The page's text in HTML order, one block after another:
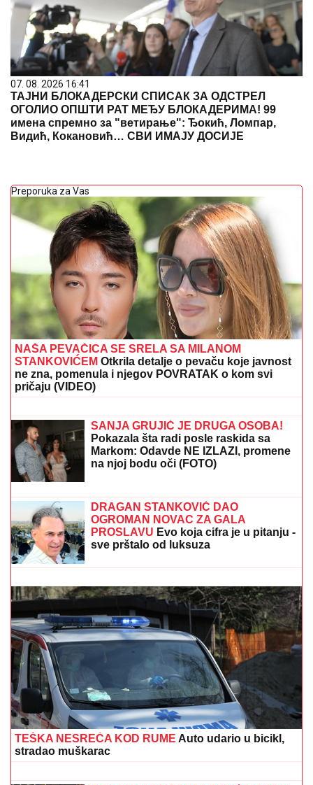
07. 08. 2026 16:41
ТАЈНИ БЛОКАДЕРСКИ СПИСАК ЗА ОДСТРЕЛ
ОГОЛИО ОПШТИ РАТ МЕЂУ БЛОКАДЕРИМА! 99
имена спремно за "ветирање": Ђокић, Ломпар,
Видић, Кокановић… СВИ ИМАЈУ ДОСИЈЕ
Preporuka za Vas
NAŠA PEVAČICA SE SRELA SA MILANOM
STANKOVIĆEM Otkrila detalje o pevaču koje javnost
ne zna, pomenula i njegov POVRATAK o kom svi
pričaju (VIDEO)
SPASOJEVIĆObeležio karijere
narodnih pevača, bez njega srpska
kafana ne bi bila ista
Markom: Odavde NE IZLAZI, promene
na njoj bodu oči (FOTO)
AMERIKANCI ZAPOČELI EVAKUACIJU:Doneta hitna
odluka
DRAGAN STANKOVIĆ DAO
OGROMAN NOVAC ZA GALA
PROSLAVU
Evo koja cifra je u pitanju -
sve prštalo od luksuza